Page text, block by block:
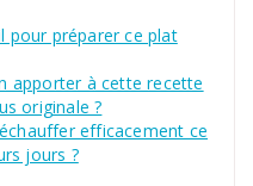
pour préparer ce plat
apporter à cette recette
originale ?
efficacement ce
jours ?